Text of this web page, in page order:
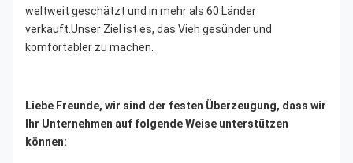
weltweit geschätzt und in mehr als 60 Länder
verkauft.Unser Ziel ist es, das Vieh gesünder und
komfortabler zu machen.
Liebe Freunde, wir sind der festen Überzeugung, dass wir
Ihr Unternehmen auf folgende Weise unterstützen
können: